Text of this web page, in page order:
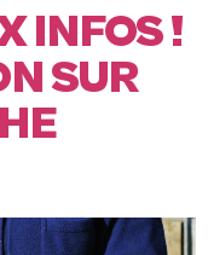
INFOS !
SUR